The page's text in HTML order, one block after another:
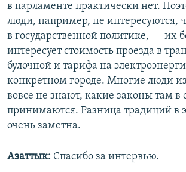
в парламенте практически нет.
люди, например, не интересуются,
в государственной политике, — их
интересует стоимость проезда в
булочной и тарифа на
конкретном городе. Многие люди
вовсе не знают, какие законы там в
принимаются. Разница традиций в
очень заметна.
Азаттык: Спасибо за интервью.